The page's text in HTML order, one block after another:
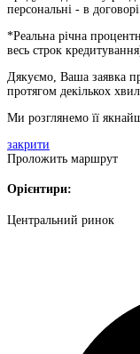
персональні - в договорі.
*Реальна річна
весь строк
Дякуємо, Ваша заявка
протягом декількох
Ми розглянемо її
закрити
Проложить маршрут
Орієнтири:
Центральний ринок